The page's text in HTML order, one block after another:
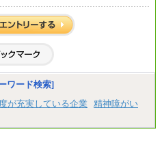
ワード検索]
が充実している企業
精神障がい